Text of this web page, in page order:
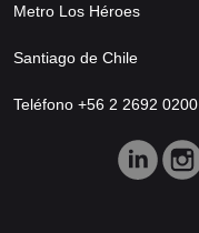
Metro Los Héroes
Santiago de Chile
Teléfono +56 2 2692 0200